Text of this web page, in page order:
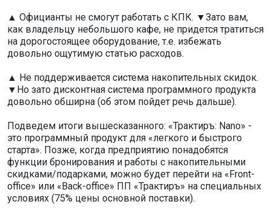
▲ Официанты не смогут работать с КПК. ▼Зато вам,
как владельцу небольшого кафе, не придется тратиться
на дорогостоящее оборудование, т.е. избежать
довольно ощутимую статью расходов.
▲ Не поддерживается система накопительных скидок.
▼Но зато дисконтная система программного продукта
довольно обширна (об этом пойдет речь дальше).
Подведем итоги вышесказанного: «Трактиръ: Nano» -
это программный продукт для «легкого и быстрого
старта». Позже, когда предприятию понадобятся
функции бронирования и работы с накопительными
скидками/подарками, можно будет перейти на «Front-
office» или «Back-office» ПП «Трактиръ» на специальных
условиях (75% цены основной поставки).